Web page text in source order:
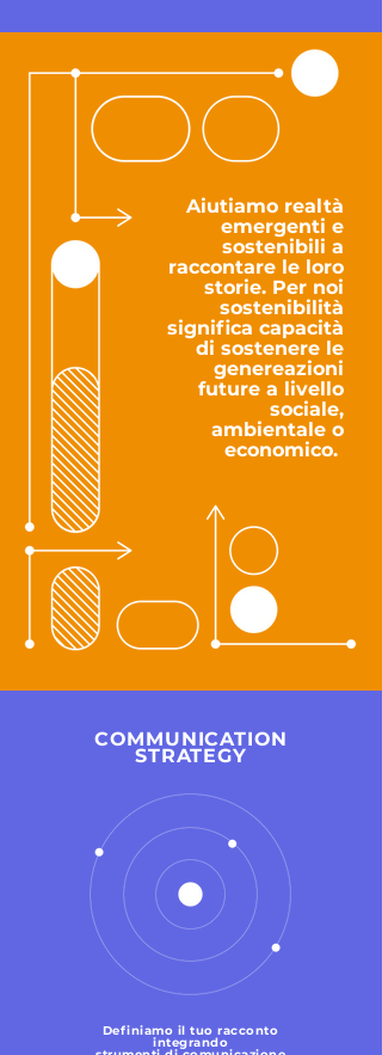
Aiutiamo realtà
emergenti e
sostenibili a
raccontare le loro
storie. Per noi
sostenibilità
significa capacità
di sostenere le
genereazioni
future a livello
sociale,
ambientale o
economico.
COMMUNICATION
STRATEGY
Definiamo il tuo racconto
integrando